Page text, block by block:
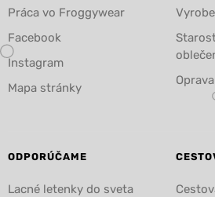
Práca vo Froggywear
Facebook
Instagram
Mapa stránky
ODPORÚČAME
Lacné letenky do sveta